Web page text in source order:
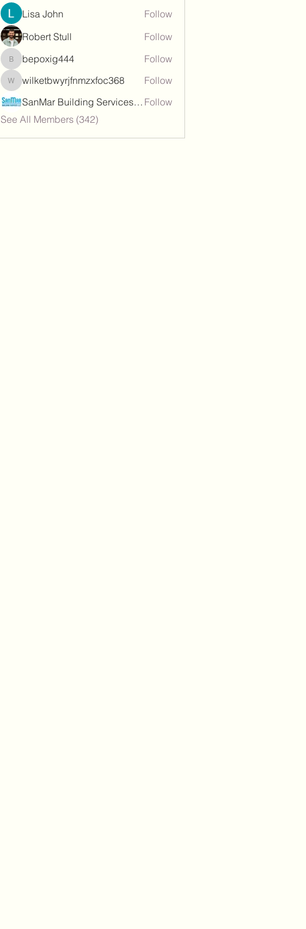
Lisa John
Follow
Robert Stull
Follow
bepoxig444
bepoxig444 Follow
wilketbwyrjfnmzxfoc368
wilketbwyrjfnmzxfoc368
Follow
SanMar Building Services LLC Follow
See All Members (342)